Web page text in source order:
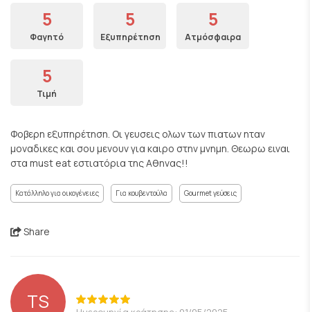
5
Φαγητό
5
Εξυπηρέτηση
5
Ατμόσφαιρα
5
Τιμή
Φοβερη εξυπηρέτηση. Οι γευσεις ολων των πιατων ηταν
μοναδικες και σου μενουν για καιρο στην μνημη. Θεωρω ειναι
στα must eat εστιατόρια της Αθηνας!!
Κατάλληλο για οικογένειες Για κουβεντούλα Gourmet γεύσεις
Share
TS